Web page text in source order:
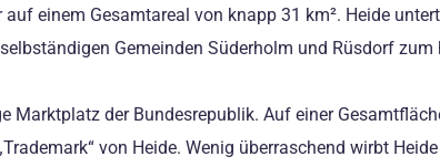
einem Gesamtareal von knapp 31 km². Heide
Gemeinden Süderholm und Rüsdorf
Marktplatz der Bundesrepublik. Auf einer
von Heide. Wenig überraschend wirbt